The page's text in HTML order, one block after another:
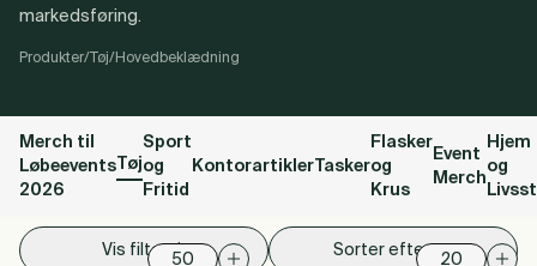
markedsføring.
Produkter/ Tøj/ Hovedbeklædning
Merch til
Løbeevents
2026
Tøj
Sport
og
Fritid
Kontorartikler Tasker
Flasker
og
Krus
Event
Merch
Hjem
og
Vis filter Sorter efter